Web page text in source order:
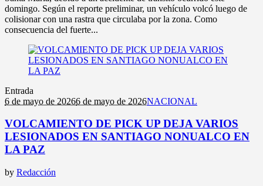
domingo. Según el reporte preliminar, un vehículo volcó luego de
colisionar con una rastra que circulaba por la zona. Como
consecuencia del fuerte...
Entrada
6 de mayo de 20266 de mayo de 2026NACIONAL
VOLCAMIENTO DE PICK UP DEJA VARIOS
LESIONADOS EN SANTIAGO NONUALCO EN
LA PAZ
by Redacción